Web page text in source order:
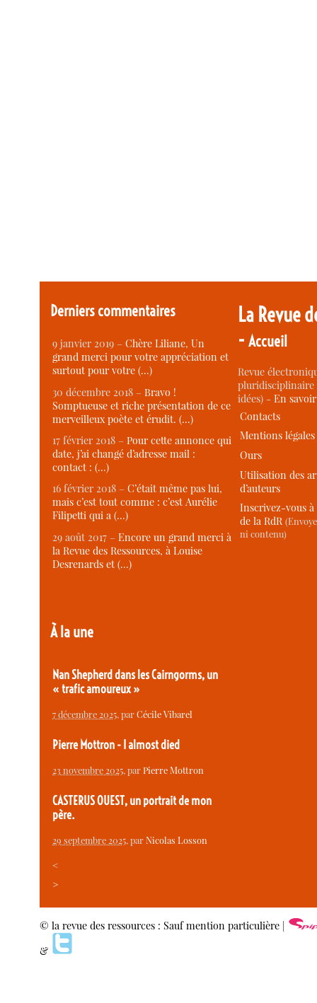
Derniers commentaires
9 janvier 2019 –Chère Liliane, Un
grand merci pour votre appréciation et
surtout pour votre (…)
30 décembre 2018 –Bravo !
Somptueuse et riche présentation de ce
merveilleux poète et érudit. (…)
17 février 2018 –Pour cette annonce qui
date, j’ai changé d’adresse mail :
contact : (…)
16 février 2018 –C’était même pas lui,
mais c’est tout comme : c’est Aurélie
Filipetti qui a (…)
29 août 2017 –Encore un grand merci à
la Revue des Ressources, à Louise
Desrenards et (…)
À la une
Nan Shepherd dans les Cairngorms, un
« trafic amoureux »
7 décembre 2025, parCécile Vibarel
Pierre Mottron - I almost died
23 novembre 2025, parPierre Mottron
CASTERUS OUEST, un portrait de mon
père.
29 septembre 2025, parNicolas Losson
<
>
La Revue
-Accueil
Revue
idées) -En
Contacts
Mentions légales
Ours
Utilisation des
d’auteurs
Inscrivez-vous
de la RdR
ni contenu)
© la revue des ressources : Sauf mention particulière |
&